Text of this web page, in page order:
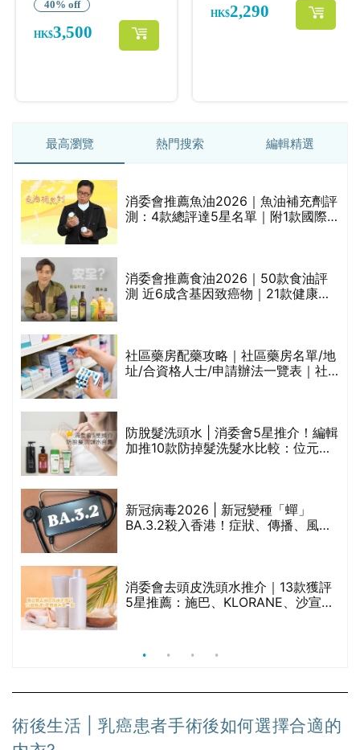
最高瀏覽 熱門搜索 編輯精選
消委會推薦魚油2026｜魚油補充劑評
測：4款總評達5星名單｜附1款國際
消委會推薦食油2026｜50款食油評
測 近6成含基因致癌物｜21款健康煮
社區藥房配藥攻略｜社區藥房名單/地
址/合資格人士/申請辦法一覽表｜社
防脫髮洗頭水 | 消委會5星推介！編輯
加推10款防掉髮洗髮水比較：位元
新冠病毒2026 | 新冠變種「蟬」
BA.3.2殺入香港！症狀、傳播、風險
消委會去頭皮洗頭水推介｜13款獲評
5星推薦：施巴、KLORANE、沙宣、
術後生活 | 乳癌患者手術後如何選擇合適的